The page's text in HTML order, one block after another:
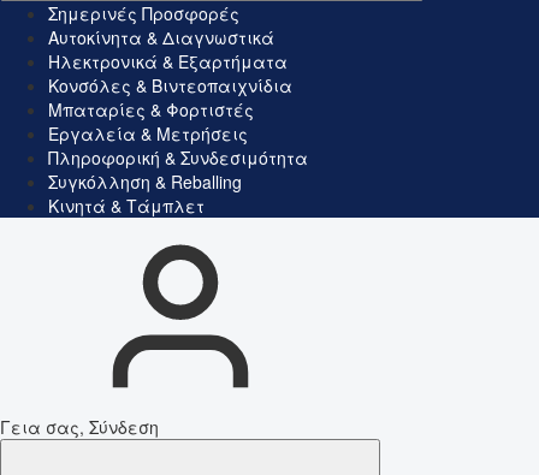
Σημερινές Προσφορές
Αυτοκίνητα & Διαγνωστικά
Ηλεκτρονικά & Εξαρτήματα
Κονσόλες & Βιντεοπαιχνίδια
Μπαταρίες & Φορτιστές
Εργαλεία & Μετρήσεις
Πληροφορική & Συνδεσιμότητα
Συγκόλληση & Reballing
Κινητά & Τάμπλετ
Γεια σας, Σύνδεση